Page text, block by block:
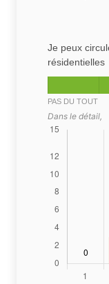
Je peux
résidentielles
PAS DU TOUT
Dans le détail,